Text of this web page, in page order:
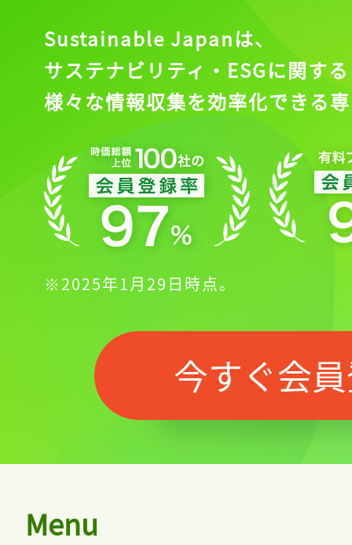
Sustainable Japanは、
サステナビリティ・ESGに関する
様々な情報収集を効率化できる
※2025年1月29日時点。
今すぐ会
Menu